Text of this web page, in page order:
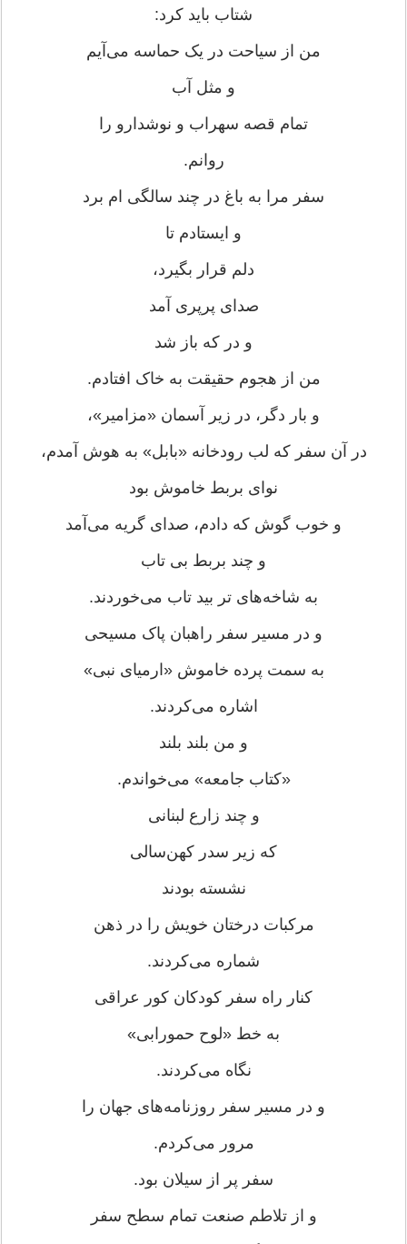
شتاب باید کرد:
من از سیاحت در یک حماسه می‌آیم
و مثل آب
تمام قصه سهراب و نوشدارو را
روانم.
سفر مرا به باغ در چند سالگی ام برد
و ایستادم تا
دلم قرار بگیرد،
صدای پرپری آمد
و در که باز شد
من از هجوم حقیقت به خاک افتادم.
و بار دگر، در زیر آسمان «مزامیر»،
در آن سفر که لب رودخانه «بابل» به هوش آمدم،
نوای بربط خاموش بود
و خوب گوش که دادم، صدای گریه می‌آمد
و چند بربط بی تاب
به شاخه‌های تر بید تاب می‌خوردند.
و در مسیر سفر راهبان پاک مسیحی
به سمت پرده خاموش «ارمیای نبی»
اشاره می‌کردند.
و من بلند بلند
«کتاب جامعه» می‌خواندم.
و چند زارع لبنانی
که زیر سدر کهن‌سالی
نشسته بودند
مرکبات درختان خویش را در ذهن
شماره می‌کردند.
کنار راه سفر کودکان کور عراقی
به خط «لوح حمورابی»
نگاه می‌کردند.
و در مسیر سفر روزنامه‌های جهان را
مرور می‌کردم.
سفر پر از سیلان بود.
و از تلاطم صنعت تمام سطح سفر